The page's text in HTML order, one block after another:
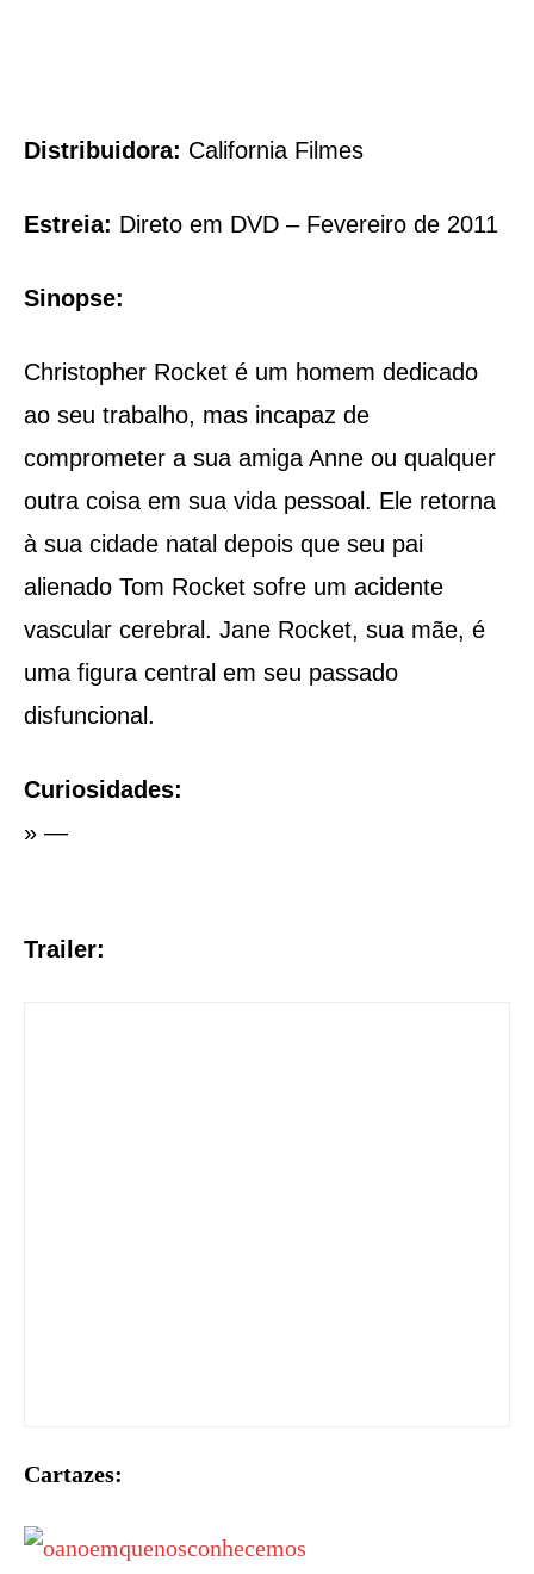
Distribuidora: California Filmes
Estreia: Direto em DVD – Fevereiro de 2011
Sinopse:
Christopher Rocket é um homem dedicado
ao seu trabalho, mas incapaz de
comprometer a sua amiga Anne ou qualquer
outra coisa em sua vida pessoal. Ele retorna
à sua cidade natal depois que seu pai
alienado Tom Rocket sofre um acidente
vascular cerebral. Jane Rocket, sua mãe, é
uma figura central em seu passado
disfuncional.
Curiosidades:
» —
Trailer:
Cartazes: